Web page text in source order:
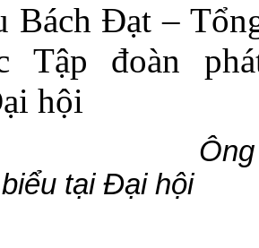
Bách
tại Đại hội